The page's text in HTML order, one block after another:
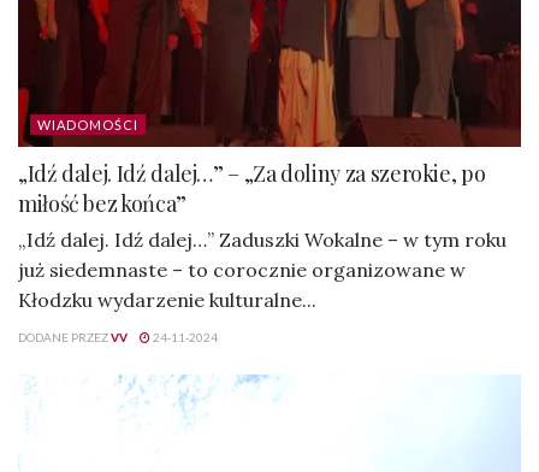
WIADOMOŚCI
„Idź dalej. Idź dalej…” – „Za doliny za szerokie, po
miłość bez końca”
„Idź dalej. Idź dalej…” Zaduszki Wokalne – w tym roku
już siedemnaste – to corocznie organizowane w
Kłodzku wydarzenie kulturalne...
DODANE PRZEZVV 24-11-2024